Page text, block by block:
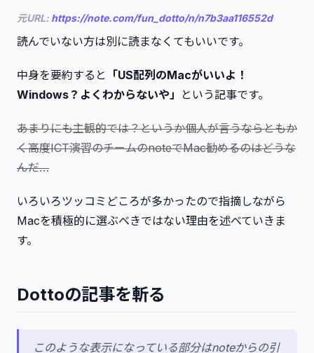
元URL: https://note.com/fun_dotto/n/n7b3aa116552d
読んでいない方は別に読まなくてもいいです。
中身を要約すると
「US配列のMacがいいよ！
Windows？よくわからないや」
という記事です。
あまりにも主観的では？というか個人が言うならともか
く高度ICT演習のチームのnoteでMac勧めるのはどうな
んだ…
いろいろツッコミどころが多かったので指摘しながら
Macを積極的に選ぶべきではない理由を述べていきま
す。
Dottoの記事を斬る
このような表示になっている部分はnoteからの引